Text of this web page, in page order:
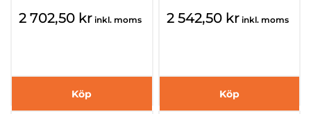
2 702,50 kr inkl. moms
Köp
2 542,50 kr inkl. moms
Köp